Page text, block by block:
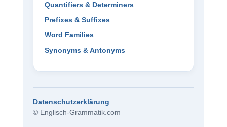
Quantifiers & Determiners
Prefixes & Suffixes
Word Families
Synonyms & Antonyms
Datenschutzerklärung
© Englisch-Grammatik.com